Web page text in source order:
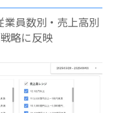
員数別・売上高別
略に反映